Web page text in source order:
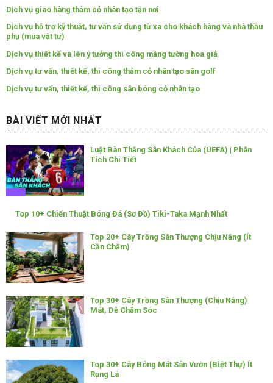
Dịch vụ giao hàng thảm cỏ nhân tạo tận nơi
Dịch vụ hỗ trợ kỹ thuật, tư vấn sử dụng từ xa cho khách hàng và nhà thầu
phụ (mua vật tư)
Dịch vụ thiết kế và lên ý tưởng thi công mảng tường hoa giả
Dịch vụ tư vấn, thiết kế, thi công thảm cỏ nhân tạo sân golf
Dịch vụ tư vấn, thiết kế, thi công sân bóng cỏ nhân tạo
BÀI VIẾT MỚI NHẤT
Luật Bàn Thắng Sân Khách Của (UEFA) | Phân
Tích Chi Tiết
Top 10+ Chiến Thuật Bóng Đá (Sơ Đồ) Tiki-Taka Mạnh Nhất
Top 20+ Cây Trồng Sân Thượng Chịu Nắng (Ít
Cần Chăm)
Top 30+ Cây Trồng Sân Thượng (Chịu Nắng)
Mát, Dễ Chăm Sóc
Top 30+ Cây Bóng Mát Sân Vườn (Biệt Thự) Ít
Rụng Lá